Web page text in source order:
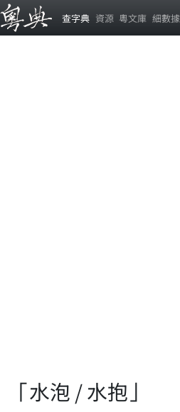
查字典 資源 粵文庫 細數據
「水泡 / 水抱」